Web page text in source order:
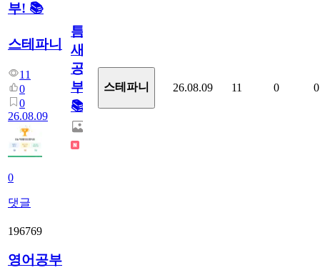
부! 📚
스테파니
11
0
0
26.08.09
0
댓글
틈
새
공
부!
📚
스테파니 26.08.09 11 0 0
196769
영어공부